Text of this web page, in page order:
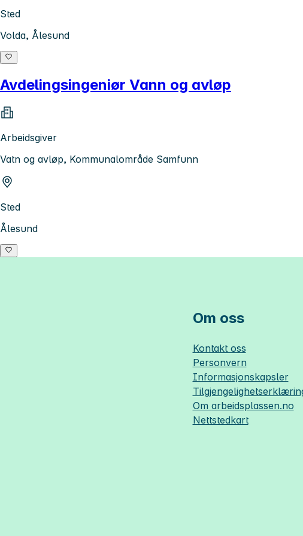
Sted
Volda, Ålesund
Avdelingsingeniør Vann og avløp
Arbeidsgiver
Vatn og avløp, Kommunalområde Samfunn
Sted
Ålesund
Om oss
Kontakt oss
Personvern
Informasjonskapsler
Om arbeidsplassen.no
Nettstedkart